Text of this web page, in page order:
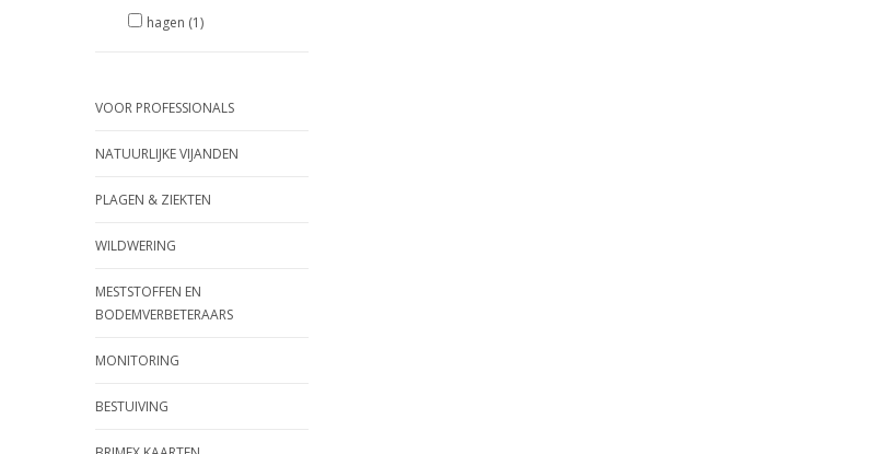
hagen (1)
VOOR PROFESSIONALS
NATUURLIJKE VIJANDEN
PLAGEN & ZIEKTEN
WILDWERING
MESTSTOFFEN EN
BODEMVERBETERAARS
MONITORING
BESTUIVING